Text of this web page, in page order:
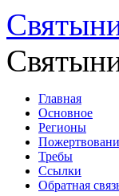
Главная
Основное
Регионы
Требы
Ссылки
Обратная